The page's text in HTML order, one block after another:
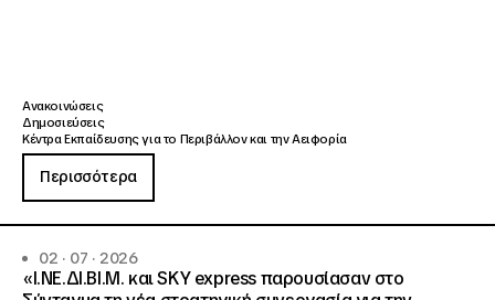
Ανακοινώσεις
Δημοσιεύσεις
Κέντρα Εκπαίδευσης για το Περιβάλλον και την Αειφορία
Περισσότερα
02 · 07 · 2026
«Ι.ΝΕ.ΔΙ.ΒΙ.Μ. και SKY express παρουσίασαν στο